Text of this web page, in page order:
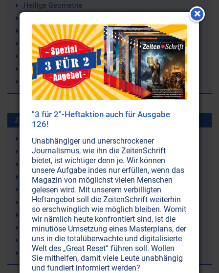
Heilige Geometrie
Aqua Royal
(Effektive) Mikroorganismen, EM
Ätherische Öle (essentielle Öle)
Duftkomposition Phi-Code
Aromalampe (Duftlampen)
Zuletzt gesuchte Stichworte
Leukämie
9/11 (11. September 2001)
Erde
Atomenergie
Sergej N. Lazarev
Fibromyalgie (Weichteilrheuma)
Wettermanipulation (Geoengineering)
Lithium
Alzheimer-Krankheit
HAARP
"3 für 2"-Heftaktion auch für Ausgabe
126!
Unabhängiger und unerschrockener
Journalismus, wie ihn die ZeitenSchrift
bietet, ist wichtiger denn je. Wir können
unsere Aufgabe indes nur erfüllen, wenn das
Magazin von möglichst vielen Menschen
gelesen wird. Mit unserem verbilligten
Heftangebot soll die ZeitenSchrift weiterhin
so erschwinglich wie möglich bleiben. Womit
wir nämlich heute konfrontiert sind, ist die
minutiöse Umsetzung eines Masterplans, der
uns in die totalüberwachte und digitalisierte
Welt des „Great Reset“ führen soll. Wollen
Sie mithelfen, damit viele Leute unabhängig
und fundiert informiert werden?